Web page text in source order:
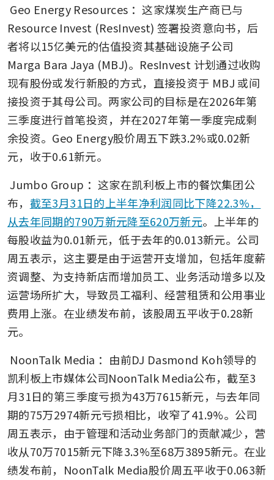
Geo Energy Resources ：这家煤炭生产商已与
Resource Invest (ResInvest) 签署投资意向书，后
者将以15亿美元的估值投资其基础设施子公司
Marga Bara Jaya (MBJ)。ResInvest 计划通过收购
现有股份或发行新股的方式，直接投资于 MBJ 或间
接投资于其母公司。两家公司的目标是在2026年第
三季度进行首笔投资，并在2027年第一季度完成剩
余投资。Geo Energy股价周五下跌3.2%或0.02新
元，收于0.61新元。
Jumbo Group ：这家在凯利板上市的餐饮集团公
布， 截至3月31日的上半年净利润同比下降22.3%，
从去年同期的790万新元降至620万新元。上半年的
每股收益为0.01新元，低于去年的0.013新元。公司
周五表示，这主要是由于运营开支增加，包括年度薪
资调整、为支持新店而增加员工、业务活动增多以及
运营场所扩大，导致员工福利、经营租赁和公用事业
费用上涨。在业绩发布前，该股周五平收于0.28新
元。
NoonTalk Media ：由前DJ Dasmond Koh领导的
凯利板上市媒体公司NoonTalk Media公布，截至3
月31日的第三季度亏损为43万7615新元，与去年同
期的75万2974新元亏损相比，收窄了41.9%。公司
周五表示，由于管理和活动业务部门的贡献减少，营
收从70万7015新元下降3.3%至68万3895新元。在业
绩发布前，NoonTalk Media股价周五平收于0.063新